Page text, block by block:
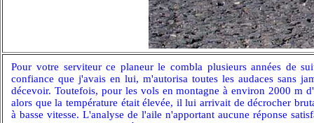
Pour votre serviteur ce planeur le combla plusieurs années de
confiance que j'avais en lui, m'autorisa toutes les audaces sans
décevoir. Toutefois, pour les vols en montagne à environ 2000 m
alors que la température était élevée, il lui arrivait de décrocher
à basse vitesse. L'analyse de l'aile n'apportant aucune réponse